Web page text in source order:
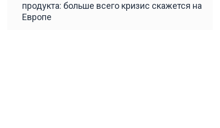
продукта: больше всего кризис скажется на
Европе